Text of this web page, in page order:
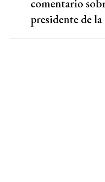
comentario
presidente de